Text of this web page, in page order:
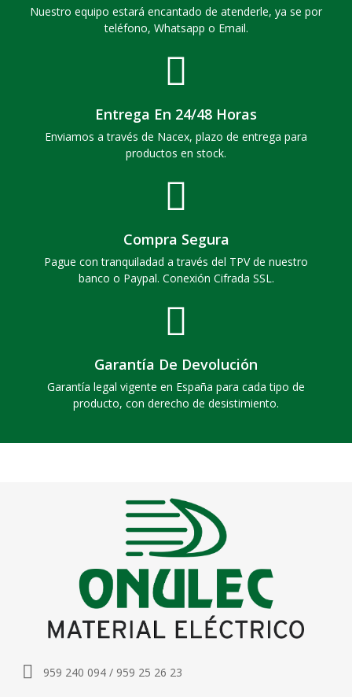
Nuestro equipo estará encantado de atenderle, ya se por
teléfono, Whatsapp o Email.
Entrega En 24/48 Horas
Enviamos a través de Nacex, plazo de entrega para
productos en stock.
Compra Segura
Pague con tranquiladad a través del TPV de nuestro
banco o Paypal. Conexión Cifrada SSL.
Garantía De Devolución
Garantía legal vigente en España para cada tipo de
producto, con derecho de desistimiento.
959 240 094 / 959 25 26 23